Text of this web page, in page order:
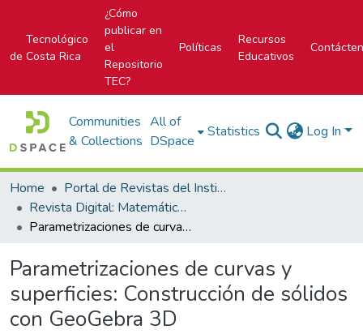
Tecnológico
de Costa Rica
¿Cómo
publicar en
el
Repositorio
TEC?
Políticas
Recursos
Educativos
Communities
& Collections
All of
DSpace
Statistics Log In
Home
Portal de Revistas del Instituto Tecnológico de Costa Rica
Revista Digital: Matemática, Educación e Internet
Parametrizaciones de curvas y superficies: Construcción de sólidos con GeoGebra 3D
Parametrizaciones de curvas y
superficies: Construcción de sólidos
con GeoGebra 3D